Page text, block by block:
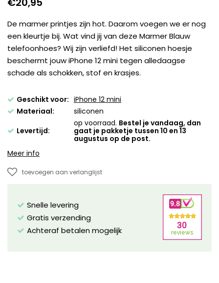
De marmer printjes zijn hot. Daarom voegen we er nog
een kleurtje bij. Wat vind jij van deze Marmer Blauw
telefoonhoes? Wij zijn verliefd! Het siliconen hoesje
beschermt jouw iPhone 12 mini tegen alledaagse
schade als schokken, stof en krasjes.
Geschikt voor: iPhone 12 mini
Materiaal:
siliconen
Levertijd:
op voorraad. Bestel je vandaag, dan
gaat je pakketje tussen 10 en 13
augustus op de post.
Meer info
toevoegen aan verlanglijst
Snelle levering
Gratis verzending
Achteraf betalen mogelijk